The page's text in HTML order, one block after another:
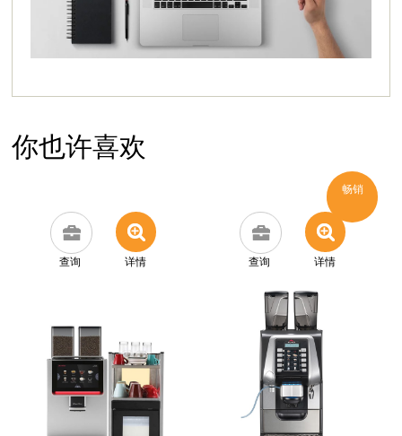
你也许喜欢
查询 详情 查询 详情
畅销